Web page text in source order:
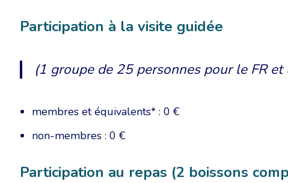
Participation à la visite guidée
(1 groupe de 25 personnes pour le FR
membres et équivalents* : 0 €
non-membres : 0 €
Participation au repas (2 boissons